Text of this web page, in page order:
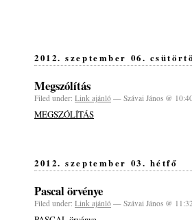
2012. szeptember 06.
Megszólítás
Filed under: Link ajánló — Szávai János @
MEGSZÓLÍTÁS
2012. szeptember 03. hétfő
Pascal örvénye
Filed under: Link ajánló — Szávai János @ 11:32